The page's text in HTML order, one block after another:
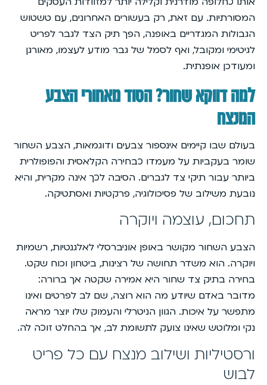
המסורתיות. עם זאת, רק בעשורים האחרונים, עם טשטוש
הגבולות המגדריים באופנה, הפך תיק הצד לגבר לפריט
לגיטימי ומקובל, ואף לסמל של גבר מודע לעצמו, מאורגן
ומעודכן אופנתית.
למה דווקא שחור? הסוד מאחורי הצבע
המנצח
בעולם שבו קיימים אינספור צבעים ודוגמאות, הצבע השחור
שומר בעקביות על מעמדו כבחירה הקלאסית והפופולרית
ביותר עבור תיקי צד לגברים. הסיבה לכך אינה מקרית, והיא
נובעת משילוב של פסיכולוגיה, פרקטיות ואסתטיקה.
תחכום, עוצמה ויוקרה
הצבע השחור מקושר באופן אוניברסלי לאלגנטיות, רשמיות
ויוקרה. הוא משדר תחושה של רצינות, ביטחון וכוח שקט.
בחירה בתיק צד שחור היא אמירה שקטה אך ברורה:
מדובר באדם שיודע מה הוא רוצה, שם לב לפרטים ואינו
מתפשר על איכות. הגוון הניטרלי והעמוק שלו יוצר מראה
נקי ומלוטש שאינו צועק לתשומת לב, אך בהחלט זוכה לה.
ורסטיליות ושילוב מנצח עם כל פריט
לבוש